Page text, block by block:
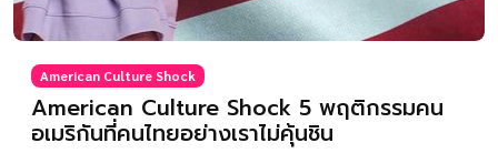
American Culture Shock
American Culture Shock 5 พฤติกรรมคน
อเมริกันที่คนไทยอย่างเราไม่คุ้นชิน